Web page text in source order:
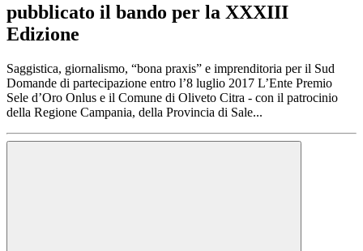
pubblicato il bando per la XXXIII
Edizione
Saggistica, giornalismo, “bona praxis” e imprenditoria per il Sud
Domande di partecipazione entro l’8 luglio 2017 L’Ente Premio
Sele d’Oro Onlus e il Comune di Oliveto Citra - con il patrocinio
della Regione Campania, della Provincia di Sale...